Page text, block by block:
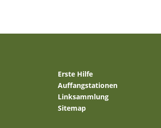
Erste Hilfe
Auffangstationen
Linksammlung
Sitemap